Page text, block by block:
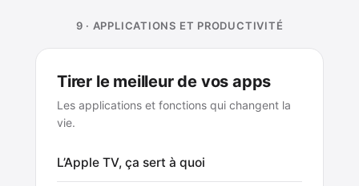
9 · APPLICATIONS ET PRODUCTIVITÉ
Tirer le meilleur de vos apps
Les applications et fonctions qui changent la
vie.
L’Apple TV, ça sert à quoi